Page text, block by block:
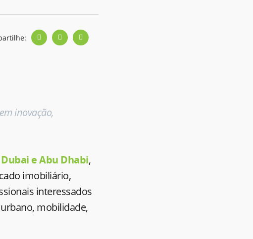
inovação,
e Abu Dhabi,
imobiliário,
interessados
mobilidade,